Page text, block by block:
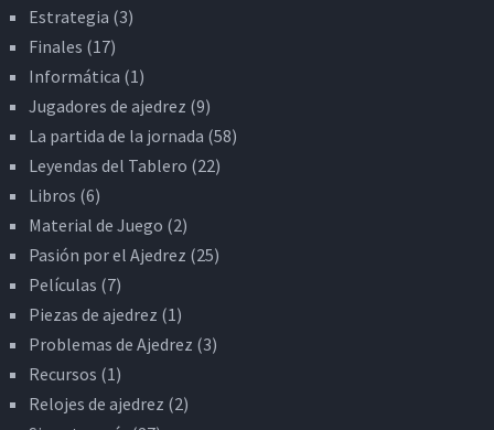
Estrategia (3)
Finales (17)
Informática (1)
Jugadores de ajedrez (9)
La partida de la jornada (58)
Leyendas del Tablero (22)
Libros (6)
Material de Juego (2)
Pasión por el Ajedrez (25)
Películas (7)
Piezas de ajedrez (1)
Problemas de Ajedrez (3)
Recursos (1)
Relojes de ajedrez (2)